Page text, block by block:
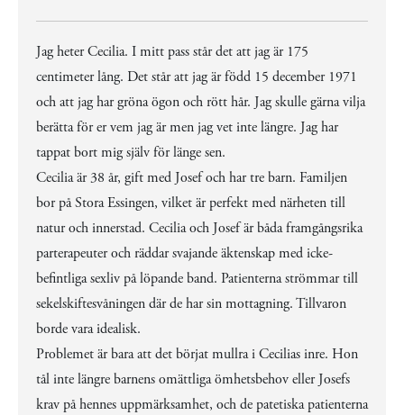
Jag heter Cecilia. I mitt pass står det att jag är 175
centimeter lång. Det står att jag är född 15 december 1971
och att jag har gröna ögon och rött hår. Jag skulle gärna vilja
berätta för er vem jag är men jag vet inte längre. Jag har
tappat bort mig själv för länge sen.
Cecilia är 38 år, gift med Josef och har tre barn. Familjen
bor på Stora Essingen, vilket är perfekt med närheten till
natur och innerstad. Cecilia och Josef är båda framgångsrika
parterapeuter och räddar svajande äktenskap med icke-
befintliga sexliv på löpande band. Patienterna strömmar till
sekelskiftesvåningen där de har sin mottagning. Tillvaron
borde vara idealisk.
Problemet är bara att det börjat mullra i Cecilias inre. Hon
tål inte längre barnens omättliga ömhetsbehov eller Josefs
krav på hennes uppmärksamhet, och de patetiska patienterna